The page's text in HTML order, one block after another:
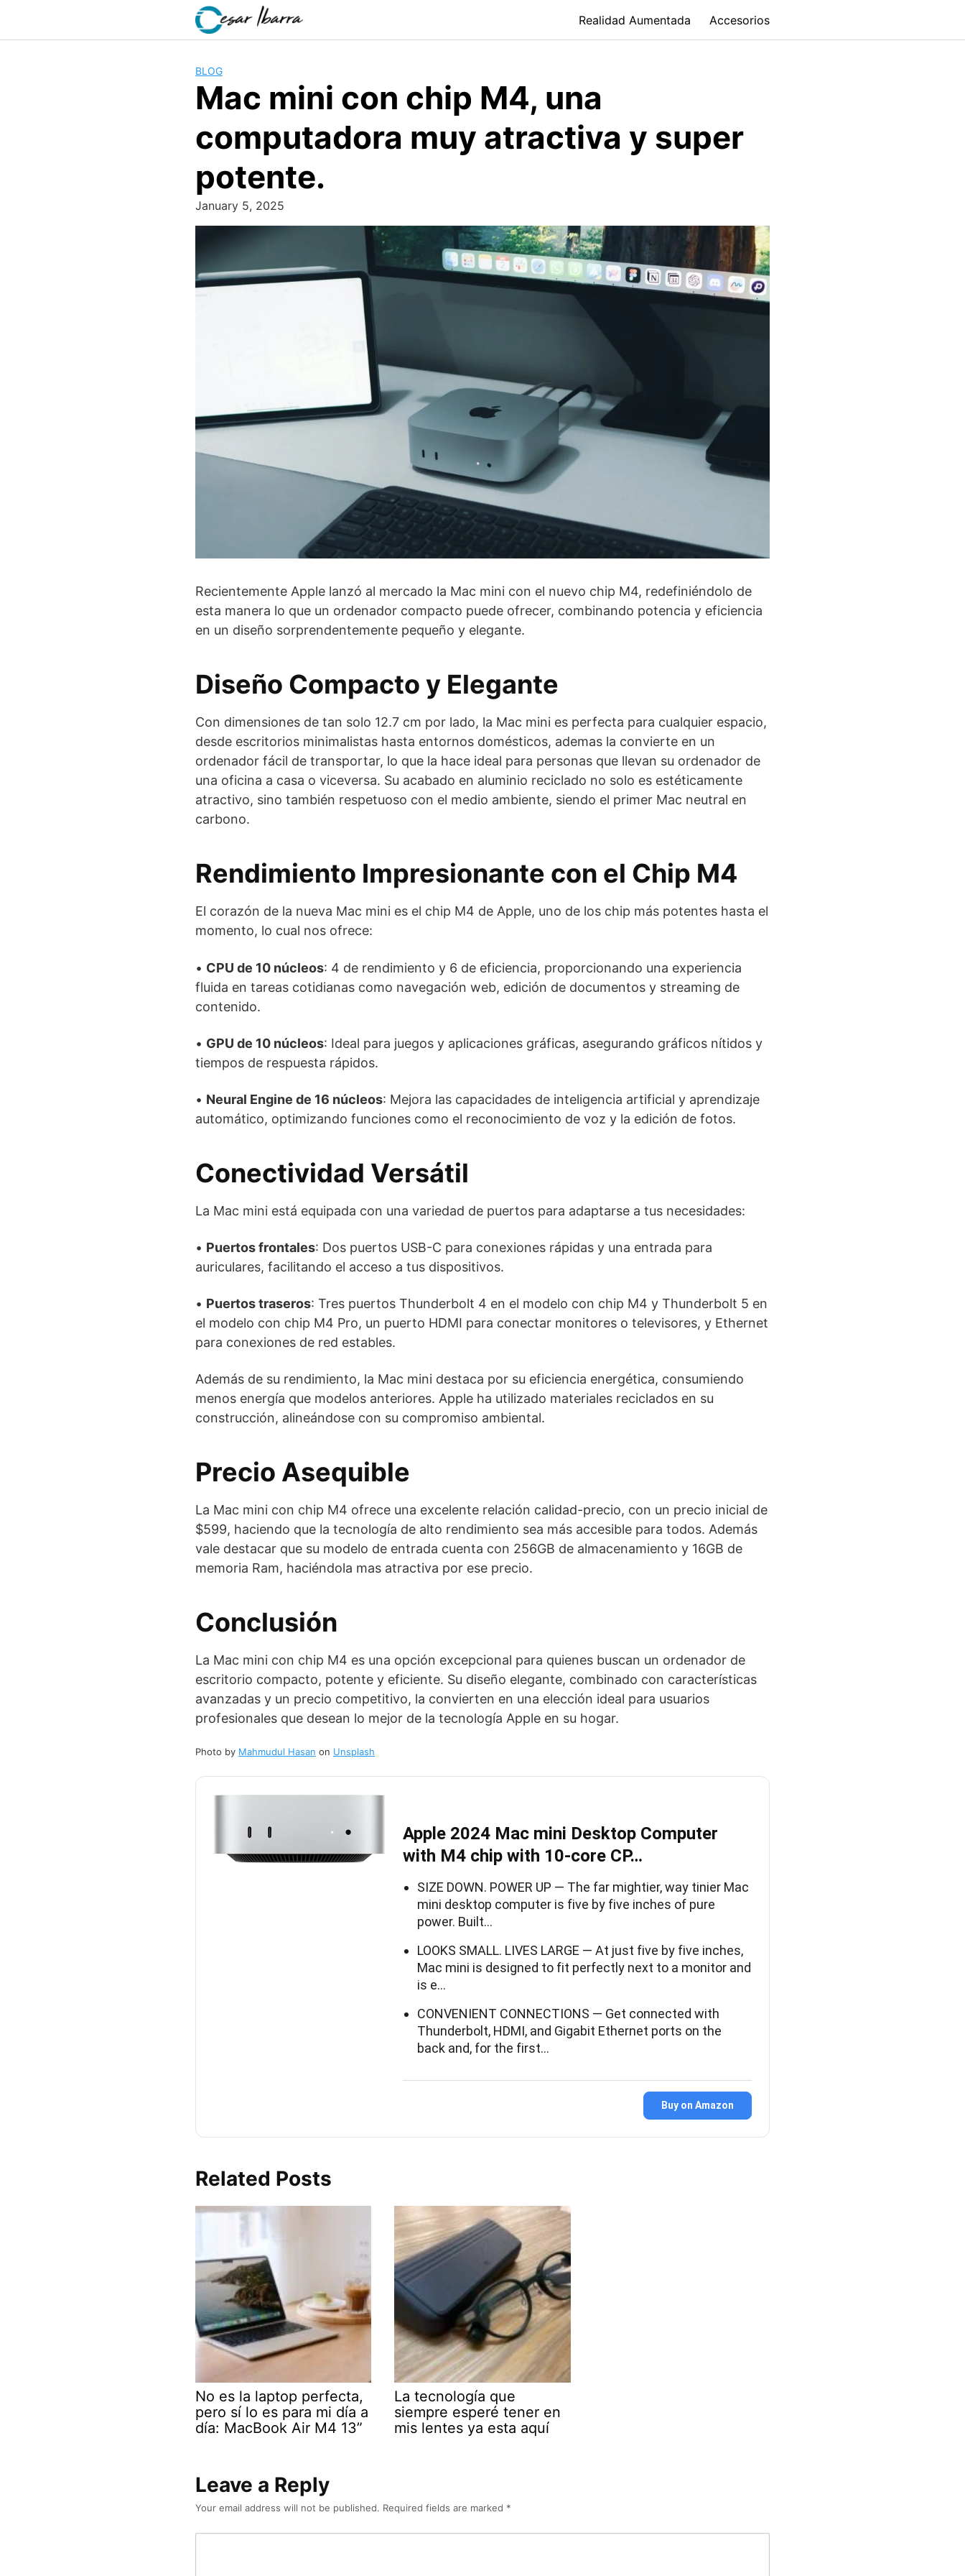
content
Realidad Aumentada Accesorios
BLOG
Mac mini con chip M4, una
computadora muy atractiva y super
potente.
January 5, 2025
Recientemente Apple lanzó al mercado la Mac mini con el nuevo chip M4, redefiniéndolo de
esta manera lo que un ordenador compacto puede ofrecer, combinando potencia y eficiencia
en un diseño sorprendentemente pequeño y elegante.
Diseño Compacto y Elegante
Con dimensiones de tan solo 12.7 cm por lado, la Mac mini es perfecta para cualquier espacio,
desde escritorios minimalistas hasta entornos domésticos, ademas la convierte en un
ordenador fácil de transportar, lo que la hace ideal para personas que llevan su ordenador de
una oficina a casa o viceversa. Su acabado en aluminio reciclado no solo es estéticamente
atractivo, sino también respetuoso con el medio ambiente, siendo el primer Mac neutral en
carbono.
Rendimiento Impresionante con el Chip M4
El corazón de la nueva Mac mini es el chip M4 de Apple, uno de los chip más potentes hasta el
momento, lo cual nos ofrece:
• CPU de 10 núcleos: 4 de rendimiento y 6 de eficiencia, proporcionando una experiencia
fluida en tareas cotidianas como navegación web, edición de documentos y streaming de
contenido.
• GPU de 10 núcleos: Ideal para juegos y aplicaciones gráficas, asegurando gráficos nítidos y
tiempos de respuesta rápidos.
• Neural Engine de 16 núcleos: Mejora las capacidades de inteligencia artificial y aprendizaje
automático, optimizando funciones como el reconocimiento de voz y la edición de fotos.
Conectividad Versátil
La Mac mini está equipada con una variedad de puertos para adaptarse a tus necesidades:
• Puertos frontales: Dos puertos USB-C para conexiones rápidas y una entrada para
auriculares, facilitando el acceso a tus dispositivos.
• Puertos traseros: Tres puertos Thunderbolt 4 en el modelo con chip M4 y Thunderbolt 5 en
el modelo con chip M4 Pro, un puerto HDMI para conectar monitores o televisores, y Ethernet
para conexiones de red estables.
Además de su rendimiento, la Mac mini destaca por su eficiencia energética, consumiendo
menos energía que modelos anteriores. Apple ha utilizado materiales reciclados en su
construcción, alineándose con su compromiso ambiental.
Precio Asequible
La Mac mini con chip M4 ofrece una excelente relación calidad-precio, con un precio inicial de
$599, haciendo que la tecnología de alto rendimiento sea más accesible para todos. Además
vale destacar que su modelo de entrada cuenta con 256GB de almacenamiento y 16GB de
memoria Ram, haciéndola mas atractiva por ese precio.
Conclusión
La Mac mini con chip M4 es una opción excepcional para quienes buscan un ordenador de
escritorio compacto, potente y eficiente. Su diseño elegante, combinado con características
avanzadas y un precio competitivo, la convierten en una elección ideal para usuarios
profesionales que desean lo mejor de la tecnología Apple en su hogar.
Photo by Mahmudul Hasan on Unsplash
Apple 2024 Mac mini Desktop Computer
with M4 chip with 10‑core CP…
SIZE DOWN. POWER UP — The far mightier, way tinier Mac
mini desktop computer is five by five inches of pure
power. Built…
LOOKS SMALL. LIVES LARGE — At just five by five inches,
Mac mini is designed to fit perfectly next to a monitor and
is e…
CONVENIENT CONNECTIONS — Get connected with
Thunderbolt, HDMI, and Gigabit Ethernet ports on the
back and, for the first…
Buy on Amazon
Related Posts
No es la laptop perfecta,
pero sí lo es para mi día a
día: MacBook Air M4 13”
La tecnología que
siempre esperé tener en
mis lentes ya esta aquí
Leave a Reply
Your email address will not be published. Required fields are marked *